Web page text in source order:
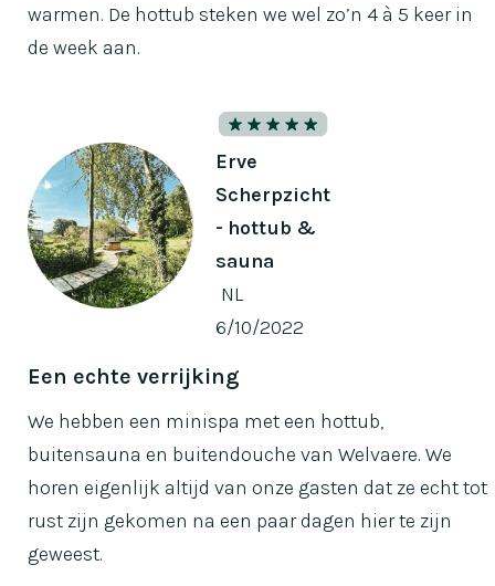
warmen. De hottub steken we wel zo’n 4 à 5 keer in
de week aan.
Erve
Scherpzicht
- hottub &
sauna
NL
6/10/2022
Een echte verrijking
We hebben een minispa met een hottub,
buitensauna en buitendouche van Welvaere. We
horen eigenlijk altijd van onze gasten dat ze echt tot
rust zijn gekomen na een paar dagen hier te zijn
geweest.